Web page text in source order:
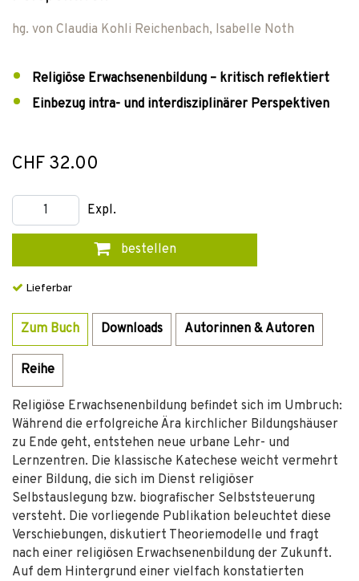
hg. von Claudia Kohli Reichenbach, Isabelle Noth
Religiöse Erwachsenenbildung – kritisch reflektiert
Einbezug intra- und interdisziplinärer Perspektiven
CHF 32.00
Expl.
bestellen
Lieferbar
Zum Buch Downloads Autorinnen & Autoren
Reihe
Religiöse Erwachsenenbildung befindet sich im Umbruch:
Während die erfolgreiche Ära kirchlicher Bildungshäuser
zu Ende geht, entstehen neue urbane Lehr- und
Lernzentren. Die klassische Katechese weicht vermehrt
einer Bildung, die sich im Dienst religiöser
Selbstauslegung bzw. biografischer Selbststeuerung
versteht. Die vorliegende Publikation beleuchtet diese
Verschiebungen, diskutiert Theoriemodelle und fragt
nach einer religiösen Erwachsenenbildung der Zukunft.
Auf dem Hintergrund einer vielfach konstatierten